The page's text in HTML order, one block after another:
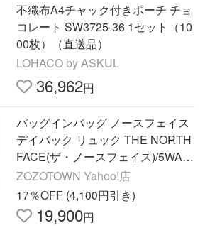
不織布A4チャック付きポーチ チョ
コレート SW3725-36 1セット（10
00枚）（直送品）
LOHACO by ASKUL
36,962円
バッグインバッグ ノースフェイス
デイバック リュック THE NORTH
FACE(ザ・ノースフェイス)/5WAY
巾着型バッグ ショルダー リュッ
ク/W LIGHT BONNEY PACK
ZOZOTOWN Yahoo!店
17％OFF (4,100円引き)
19,900円